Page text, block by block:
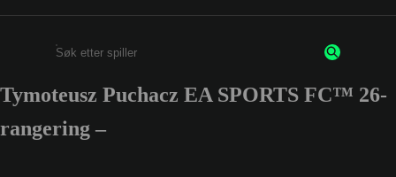
Enter a minimum of 3 characters or numbers
Tymoteusz Puchacz EA SPORTS FC™ 26-
rangering –